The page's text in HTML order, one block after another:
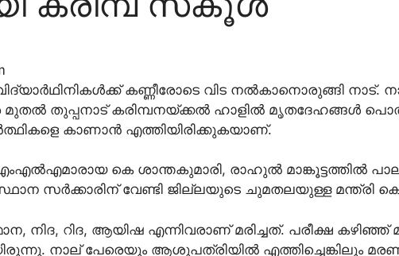
കണ്ണീരോടെ വിട നല്‍കാനൊരുങ്ങി നാട്.
മുതല്‍ തുപ്പനാട് കരിമ്പനയ്ക്കല്‍ ഹാളില്‍ മൃതദേഹങ്ങള്‍
കാണാന്‍ എത്തിയിരിക്കുകയാണ്.
കെ ശാന്തകുമാരി, രാഹുല്‍ മാങ്കൂട്ടത്തില്‍
സര്‍ക്കാരിന് വേണ്ടി ജില്ലയുടെ ചുമതലയുള്ള മന്ത്രി
നിദ, റിദ, ആയിഷ എന്നിവരാണ് മരിച്ചത്. പരീക്ഷ
നാല് പേരെയും ആശുപത്രിയില്‍ എത്തിച്ചെങ്കിലും